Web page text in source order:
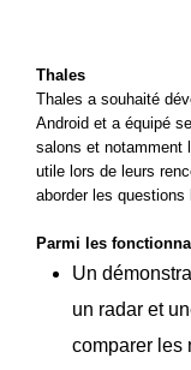
Thales
Thales a souhaité
Android et a équipé
salons et notamment
utile lors de leurs
aborder les
Parmi les
Un
un radar et
comparer les